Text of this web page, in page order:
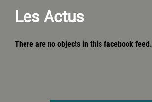
Les Actus
There are no objects in this facebook feed.